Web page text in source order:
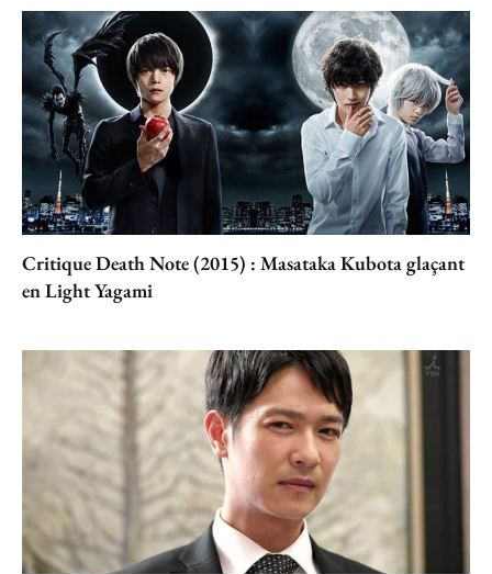
Critique Death Note (2015) : Masataka Kubota glaçant
en Light Yagami